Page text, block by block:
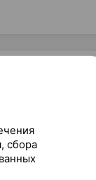
сбора